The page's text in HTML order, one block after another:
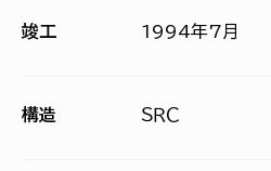
竣工 1994年7月
構造 ＳＲＣ